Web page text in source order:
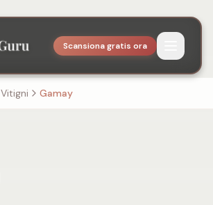
Scansiona gratis ora
Vitigni Gamay